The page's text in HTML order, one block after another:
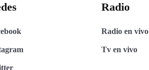
Radio
Radio en vivo
Tv en vivo